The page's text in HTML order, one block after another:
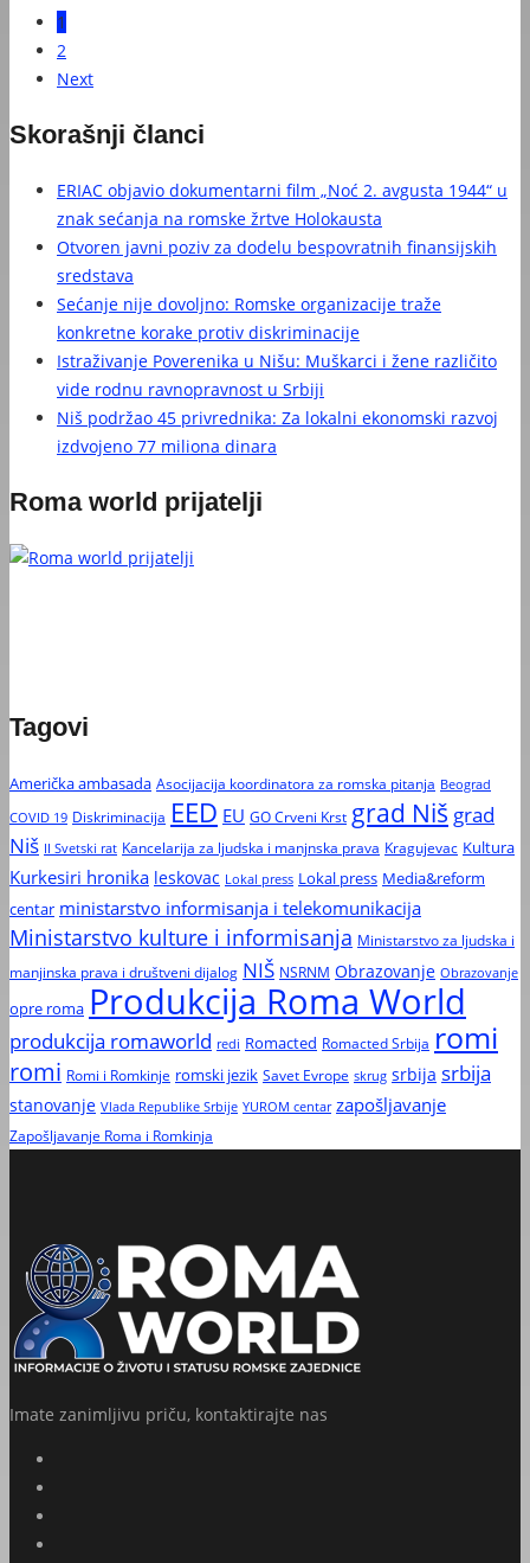
1
2
Next
Skorašnji članci
ERIAC objavio dokumentarni film „Noć 2. avgusta 1944“ u
znak sećanja na romske žrtve Holokausta
Otvoren javni poziv za dodelu bespovratnih finansijskih
sredstava
Sećanje nije dovoljno: Romske organizacije traže
konkretne korake protiv diskriminacije
Istraživanje Poverenika u Nišu: Muškarci i žene različito
vide rodnu ravnopravnost u Srbiji
Niš podržao 45 privrednika: Za lokalni ekonomski razvoj
izdvojeno 77 miliona dinara
Roma world prijatelji
Tagovi
Američka ambasada Asocijacija koordinatora za romska pitanja Beograd
COVID 19 Diskriminacija EED EU GO Crveni Krst grad Niš grad
Niš II Svetski rat Kancelarija za ljudska i manjnska prava Kragujevac Kultura
Kurkesiri hronika leskovac Lokal press Lokal press Media&reform
centar ministarstvo informisanja i telekomunikacija
Ministarstvo kulture i informisanja Ministarstvo za ljudska i
manjinska prava i društveni dijalog NIŠ NSRNM Obrazovanje Obrazovanje
opre roma Produkcija Roma World
produkcija romaworld redi Romacted Romacted Srbija romi
romi Romi i Romkinje romski jezik Savet Evrope skrug srbija srbija
stanovanje Vlada Republike Srbije YUROM centar zapošljavanje
Zapošljavanje Roma i Romkinja
Imate zanimljivu priču, kontaktirajte nas